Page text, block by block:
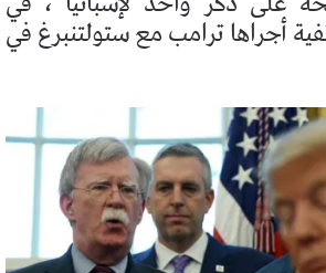
أجراها ترامب مع ستولتنبرغ في